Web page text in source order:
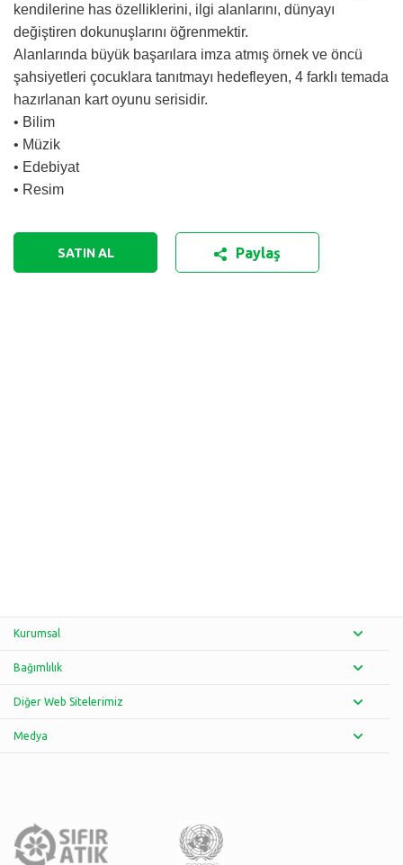
kendilerine has özelliklerini, ilgi alanlarını, dünyayı
değiştiren dokunuşlarını öğrenmektir.
Alanlarında büyük başarılara imza atmış örnek ve öncü
şahsiyetleri çocuklara tanıtmayı hedefleyen, 4 farklı temada
hazırlanan kart oyunu serisidir.
• Bilim
• Müzik
• Edebiyat
• Resim
SATIN AL Paylaş
Kurumsal
Bağımlılık
Diğer Web Sitelerimiz
Medya